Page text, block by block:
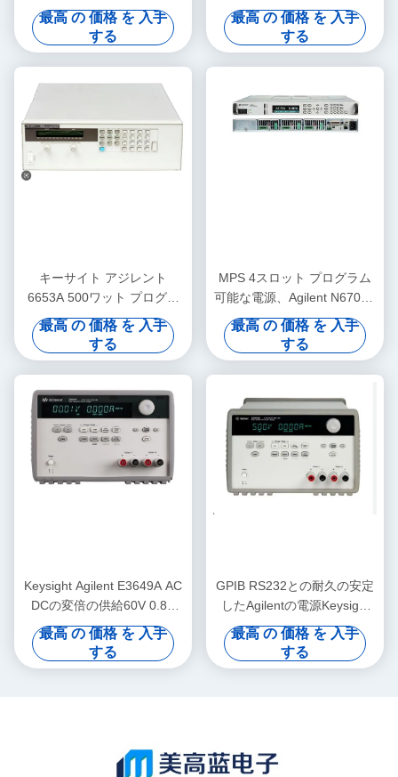
の馬小屋
最高 の 価格 を 入手
する
6814B 150/300V 20/10A
最高 の 価格 を 入手
する
キーサイト アジレント
6653A 500ワット プログラ
マブル DC電源 35V出力
最高 の 価格 を 入手
する
MPS 4スロット プログラム
可能な電源、Agilent N6701A
のDC電源
最高 の 価格 を 入手
する
Keysight Agilent E3649A AC
DCの変倍の供給60V 0.8A
35V 1.4A 100W
最高 の 価格 を 入手
する
GPIB RS232との耐久の安定
したAgilentの電源Keysight
E3646A
最高 の 価格 を 入手
する